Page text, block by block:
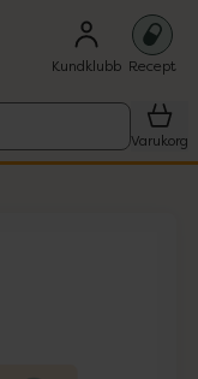
Kundklubb Recept
Varukorg